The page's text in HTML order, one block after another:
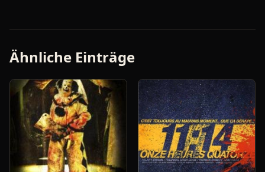
Ähnliche Einträge